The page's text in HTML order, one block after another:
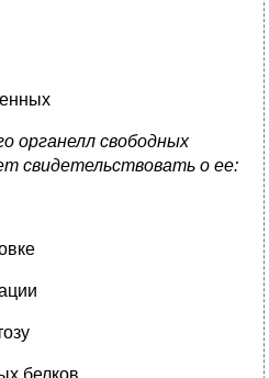
органелл свободных
свидетельствовать о ее: